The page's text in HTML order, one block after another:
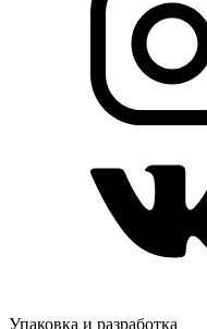
Упаковка и разработка